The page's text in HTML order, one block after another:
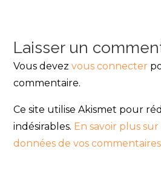
Laisser un
Vous devezvous connecter
commentaire.
Ce site utilise Akismet pour
indésirables. En savoir plus
données de vos